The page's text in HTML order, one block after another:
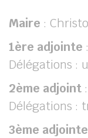
Maire :
1ère adjointe
Délégations :
2ème adjoint
Délégations :
3ème adjointe